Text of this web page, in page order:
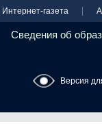
Интернет-газета
Сведения об
Версия